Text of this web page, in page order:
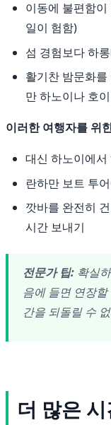
이동에 불편함
일이 험함)
섬 경험보다 하
활기찬 밤문화
만 하노이나 호
이러한 여행자를 위
대신 하노이에
란하만 보트 투
깟바를 완전히
시간 보내기
전문가 팁: 확실
음에 들면 연장
간을 되돌릴 수
더 많은